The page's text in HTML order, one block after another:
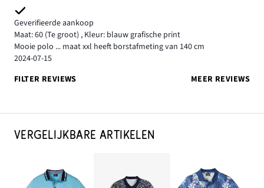
Geverifieerde aankoop
Maat: 60 (Te groot) , Kleur: blauw grafische print
Mooie polo ... maat xxl heeft borstafmeting van 140 cm
2024-07-15
FILTER REVIEWS
MEER REVIEWS
VERGELIJKBARE ARTIKELEN